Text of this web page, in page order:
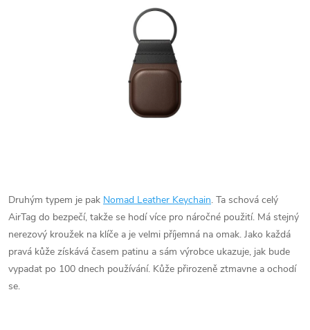
Druhým typem je pak Nomad Leather Keychain. Ta schová celý
AirTag do bezpečí, takže se hodí více pro náročné použití. Má stejný
nerezový kroužek na klíče a je velmi příjemná na omak. Jako každá
pravá kůže získává časem patinu a sám výrobce ukazuje, jak bude
vypadat po 100 dnech používání. Kůže přirozeně ztmavne a ochodí
se.